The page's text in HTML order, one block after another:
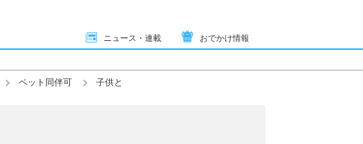
ニュース・連載 おでかけ情報
ペット同伴可 子供と